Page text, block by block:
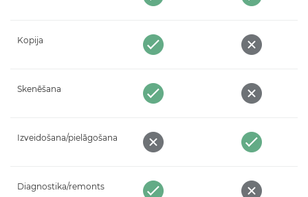
Kopija
Skenēšana
Izveidošana/pielāgošana
Diagnostika/remonts